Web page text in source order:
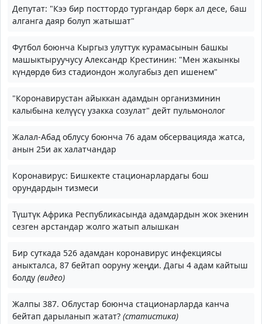
Депутат: "Кээ бир посттордо тургандар бөрк ал десе, баш
алганга даяр болуп жатышат"
Футбол боюнча Кыргыз улуттук курамасынын башкы
машыктыруучусу Александр Крестинин: "Мен жакынкы
күндөрдө биз стадиондон жолугабыз деп ишенем"
"Коронавирустан айыккан адамдын организминин
калыбына келүүсү узакка созулат" дейт пульмонолог
Жалал-Абад облусу боюнча 76 адам обсервацияда жатса,
анын 25и ак халатчандар
Коронавирус: Бишкекте стационарлардагы бош
орундардын тизмеси
Түштүк Африка Республикасында адамдардын жок экенин
сезген арстандар жолго жатып алышкан
Бир суткада 526 адамдан коронавирус инфекциясы
аныкталса, 87 бейтап ооруну жеңди. Дагы 4 адам кайтыш
болду (видео)
Жалпы 387. Облустар боюнча стационарларда канча
бейтап дарыланып жатат? (статистика)